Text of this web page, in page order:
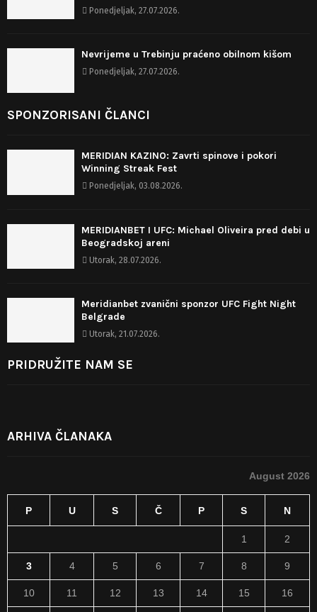
Ponedjeljak, 27.07.2026.
Nevrijeme u Trebinju praćeno obilnom kišom
Ponedjeljak, 27.07.2026.
SPONZORISANI ČLANCI
MERIDIAN KAZINO: Zavrti spinove i pokori
Winning Streak Fest
Ponedjeljak, 03.08.2026.
MERIDIANBET I UFC: Michael Oliveira pred debi u
Beogradskoj areni
Utorak, 28.07.2026.
Meridianbet zvanični sponzor UFC Fight Night
Belgrade
Utorak, 21.07.2026.
PRIDRUŽITE NAM SE
ARHIVA ČLANAKA
August 2026
P U S Č P S N
1 2
3 4 5 6 7 8 9
10 11 12 13 14 15 16